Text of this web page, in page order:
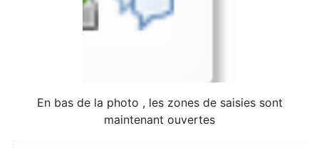
En bas de la photo , les zones de saisies sont
maintenant ouvertes